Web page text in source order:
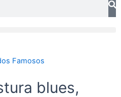
Famosos
blues,